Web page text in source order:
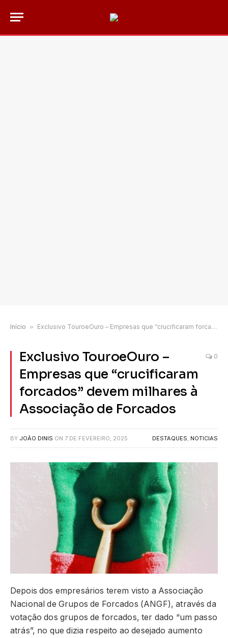
Início » Exclusivo TouroeOuro – Empresas que “crucificaram forcados” devem milhares à Associação de Forcados
Exclusivo TouroeOuro –
Empresas que “crucificaram
forcados” devem milhares à
Associação de Forcados
0
BY JOÃO DINIS ON 7 DE FEVEREIRO, 2025 DESTAQUES, NOTICIAS
Depois dos empresários terem visto a Associação
Nacional de Grupos de Forcados (ANGF), através da
votação dos grupos de forcados, ter dado “um passo
atrás”, no que dizia respeito ao desejado aumento